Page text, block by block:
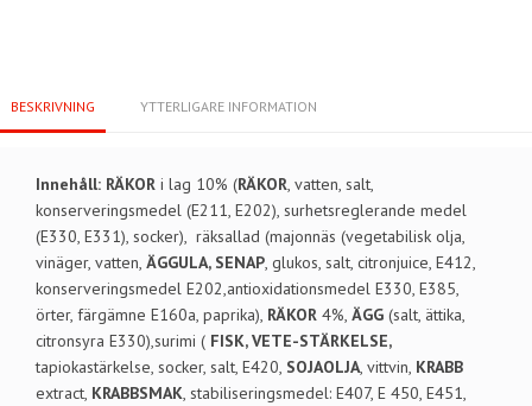
BESKRIVNING YTTERLIGARE INFORMATION
Innehåll: RÄKOR i lag 10% (RÄKOR, vatten, salt,
konserveringsmedel (E211, E202), surhetsreglerande medel
(E330, E331), socker), räksallad (majonnäs (vegetabilisk olja,
vinäger, vatten, ÄGGULA, SENAP, glukos, salt, citronjuice, E412,
konserveringsmedel E202,antioxidationsmedel E330, E385,
örter, färgämne E160a, paprika), RÄKOR 4%, ÄGG (salt, ättika,
citronsyra E330),surimi ( FISK, VETE-STÄRKELSE,
tapiokastärkelse, socker, salt, E420, SOJAOLJA, vittvin, KRABB
extract, KRABBSMAK, stabiliseringsmedel: E407, E 450, E451,